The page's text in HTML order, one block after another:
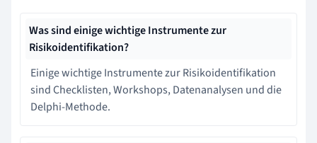
Was sind einige wichtige Instrumente zur
Risikoidentifikation?
Einige wichtige Instrumente zur Risikoidentifikation
sind Checklisten, Workshops, Datenanalysen und die
Delphi-Methode.